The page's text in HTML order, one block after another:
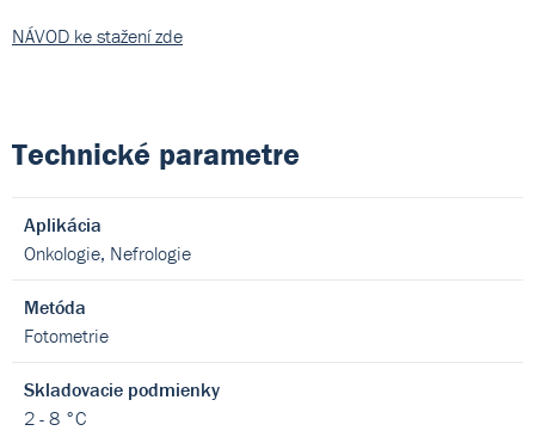
NÁVOD ke stažení zde
Technické parametre
Aplikácia
Onkologie, Nefrologie
Metóda
Fotometrie
Skladovacie podmienky
2 - 8 °C